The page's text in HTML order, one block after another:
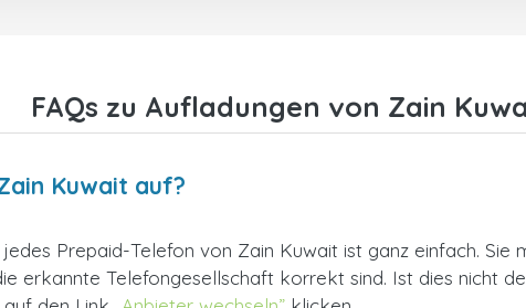
FAQs zu Aufladungen von Zain
Kuwait auf?
Prepaid-Telefon von Zain Kuwait ist ganz einfach. Sie
erkannte Telefongesellschaft korrekt sind. Ist dies nicht